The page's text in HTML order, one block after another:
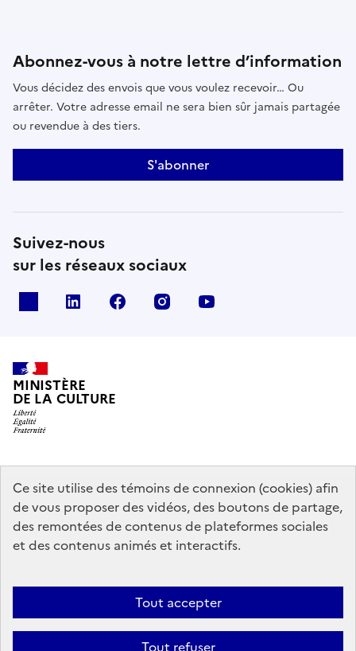
Ce site utilise des témoins de connexion (cookies) afin
de vous proposer des vidéos, des boutons de partage,
des remontées de contenus de plateformes sociales
et des contenus animés et interactifs.
Tout accepter
Tout refuser
Abonnez-vous à notre lettre d’information
Vous décidez des envois que vous voulez recevoir… Ou
arrêter. Votre adresse email ne sera bien sûr jamais partagée
ou revendue à des tiers.
S'abonner
Suivez-nous
sur les réseaux sociaux
linkedin facebook instagram
MINISTÈRE
DE LA CULTURE
data.gouv.fr legifrance.gouv.fr
info.gouv.fr
service-public.gouv.fr
Mentions légales Accessibilité : partiellement conforme
Politique
d’utilisation des témoins de connexion (cookies)
Plan du site